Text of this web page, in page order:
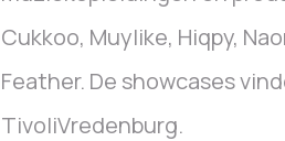
Cukkoo, Muylike, Hiqpy,
Feather. De showcases
TivoliVredenburg.